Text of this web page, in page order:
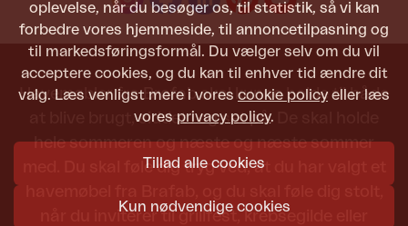
oplevelse, når du besøger os, til statistik, så vi kan
forbedre vores hjemmeside, til annoncetilpasning og
til markedsføringsformål. Du vælger selv om du vil
acceptere cookies, og du kan til enhver tid ændre dit
valg. Læs venligst mere i vores cookie policy eller læs
vores privacy policy.
Tillad alle cookies
Kun nødvendige cookies
Havemøbler fra Brafab skal kunne holde til både
at blive brugt, siddet i og set på. De skal holde
hele sommeren og næste og næste sommer
med. Du skal føle dig tryg ved, at du har valgt et
når du inviterer til grillfest, krebsegilde eller